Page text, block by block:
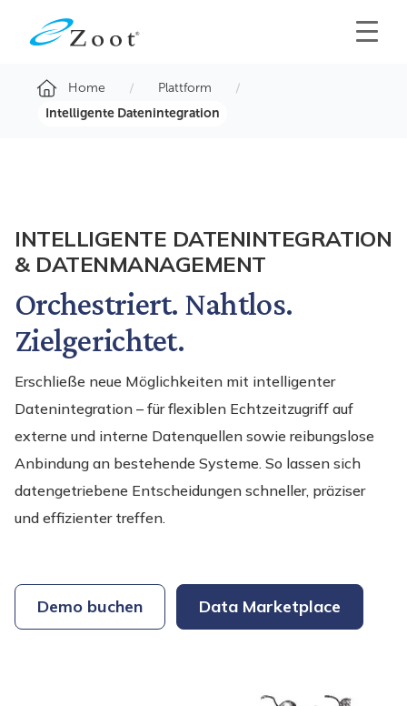
Home
Plattform
Intelligente Datenintegration
INTELLIGENTE DATENINTEGRATION
& DATENMANAGEMENT
Orchestriert. Nahtlos.
Zielgerichtet.
Erschließe neue Möglichkeiten mit intelligenter
Datenintegration – für flexiblen Echtzeitzugriff auf
externe und interne Datenquellen sowie reibungslose
Anbindung an bestehende Systeme. So lassen sich
datengetriebene Entscheidungen schneller, präziser
und effizienter treffen.
Demo buchen Data Marketplace